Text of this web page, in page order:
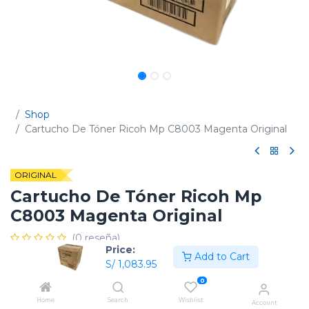
Price:
S/ 1,083.95
Add to Cart
Home Search
0
Wishlist Account
Shop
Cartucho De Tóner Ricoh Mp C8003 Magenta Original
ORIGINAL
Cartucho De Tóner Ricoh Mp
C8003 Magenta Original
(0 reseña)
842432 / 842190 / 842198